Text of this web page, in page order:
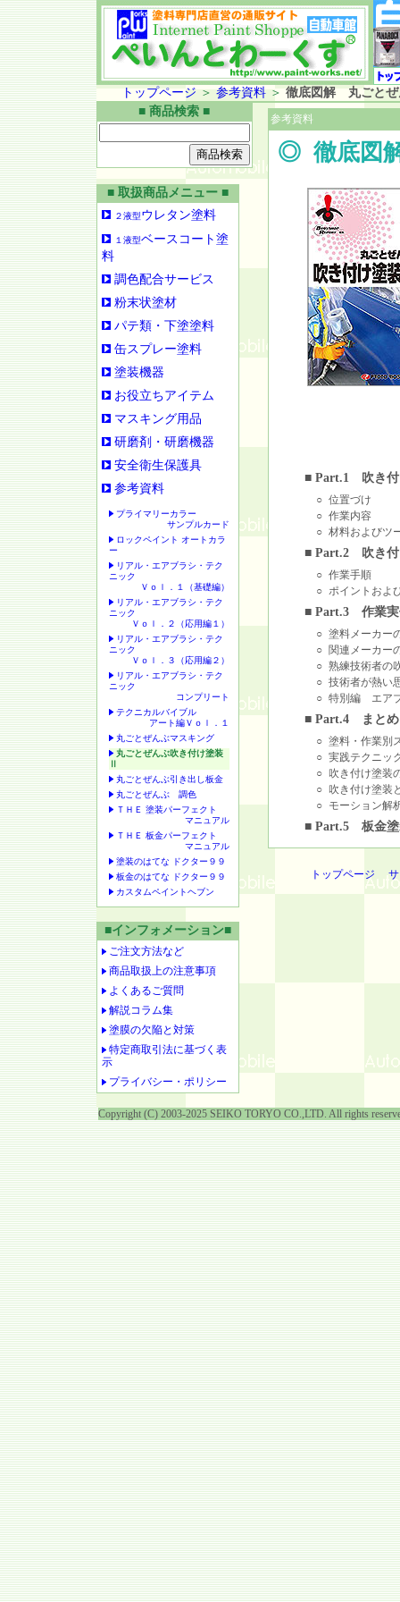
トップページ ＞ 参考資料＞ 徹底図解 丸ごと
■ 商品検索 ■
■ 取扱商品メニュー ■
２液型ウレタン塗料
１液型ベースコート塗
料
調色配合サービス
粉末状塗材
パテ類・下塗塗料
缶スプレー塗料
塗装機器
お役立ちアイテム
マスキング用品
研磨剤・研磨機器
安全衛生保護具
参考資料
プライマリーカラー
サンプルカード
ロックペイント オートカラ
ー
リアル・エアブラシ・テク
ニック
Ｖｏｌ．１（基礎編）
リアル・エアブラシ・テク
ニック
Ｖｏｌ．２（応用編１）
リアル・エアブラシ・テク
ニック
Ｖｏｌ．３（応用編２）
リアル・エアブラシ・テク
ニック
コンプリート
テクニカルバイブル
アート編Ｖｏｌ．１
丸ごとぜんぶマスキング
丸ごとぜんぶ吹き付け塗装
Ⅱ
丸ごとぜんぶ引き出し板金
丸ごとぜんぶ 調色
ＴＨＥ 塗装パーフェクト
マニュアル
ＴＨＥ 板金パーフェクト
マニュアル
塗装のはてな ドクター９９
板金のはてな ドクター９９
カスタムペイントヘブン
■インフォメーション■
ご注文方法など
商品取扱上の注意事項
よくあるご質問
解説コラム集
塗膜の欠陥と対策
特定商取引法に基づく表
示
プライバシー・ポリシー
参考資料
◎ 徹底図
■ Part.1 吹き付
○ 位置づけ
○ 作業内容
○ 材料およびツ
■ Part.2 吹き付
○ 作業手順
○ ポイントおよ
■ Part.3 作業実
○ 塗料メーカー
○ 関連メーカー
○ 熟練技術者の
○ 技術者が熱い
○ 特別編 エア
■ Part.4 まとめ
○ 塗料・作業別
○ 実践テクニッ
○ 吹き付け塗装
○ 吹き付け塗装
○ モーション解
■ Part.5 板金塗
トップページ
Copyright (C) 2003-2025 SEIKO TORYO CO.,LTD. All rights